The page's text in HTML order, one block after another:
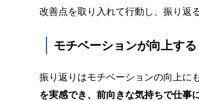
改善点を取り入れて行動し、振り返
モチベーションが向上する
振り返りはモチベーションの向上に
を実感でき、前向きな気持ちで仕事